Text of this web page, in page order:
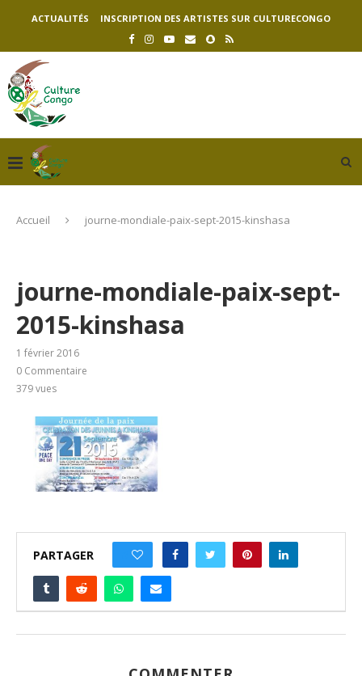
ACTUALITÉS INSCRIPTION DES ARTISTES SUR CULTURECONGO
Accueil journe-mondiale-paix-sept-2015-kinshasa
journe-mondiale-paix-sept-
2015-kinshasa
1 février 2016
0 Commentaire
379vues
PARTAGER